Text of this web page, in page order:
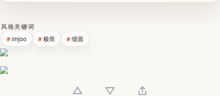
风格关键词
imjoo 极简 缎面